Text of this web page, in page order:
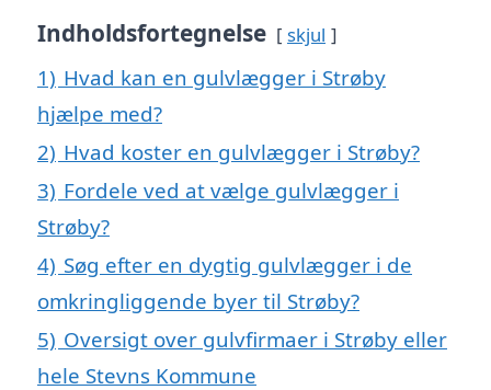
Indholdsfortegnelse skjul
1) Hvad kan en gulvlægger i Strøby
hjælpe med?
2) Hvad koster en gulvlægger i Strøby?
3) Fordele ved at vælge gulvlægger i
Strøby?
4) Søg efter en dygtig gulvlægger i de
omkringliggende byer til Strøby?
5) Oversigt over gulvfirmaer i Strøby eller
hele Stevns Kommune